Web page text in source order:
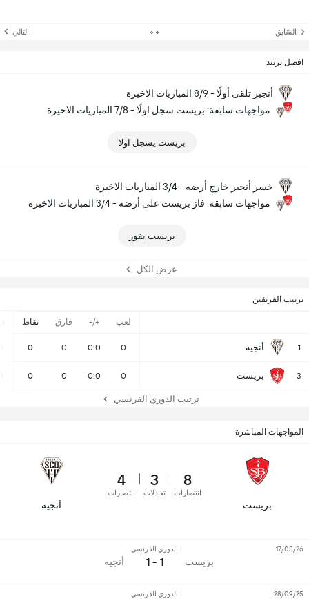
السّابق التالي
افضل تريند
أنجير تلقى أولًا - 8/9 المباريات الاخيرة
مواجهات سابقة: بريست سجل اولًا - 7/8 المباريات الاخيرة
بريست يسجل اولا
خسر أنجير خارج أرضه - 3/4 المباريات الاخيرة
مواجهات سابقة: فاز بريست على أرضه - 3/4 المباريات الاخيرة
بريست يفوز
عرض الكل
ترتيب الفريقين
لعب +/- فارق نقاط
1 أنجيه 0
0:0
0
0
3 بريست 0
0:0
0
0
ترتيب الدوري الفرنسي
المواجهات المباشرة
بريست
8
انتصارات
3
تعادلات
4
انتصارات
أنجيه
بريست
الدوري الفرنسي
1 - 1 أنجيه
17/05/26
الدوري الفرنسي 28/09/25